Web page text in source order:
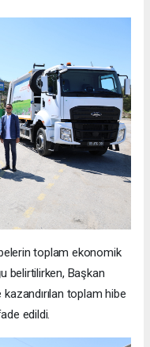
toplam ekonomik
belirtilirken, Başkan
toplam hibe
edildi.